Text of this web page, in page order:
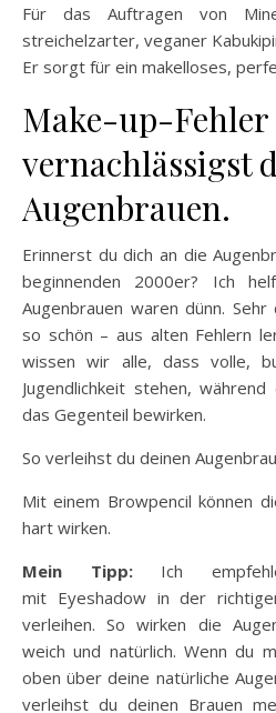
Für das Auftragen von
streichelzarter, veganer
Er sorgt für ein makelloses,
Make-up-Fehler
vernachlässigst
Augenbrauen.
Erinnerst du dich an die
beginnenden 2000er? Ich
Augenbrauen waren dünn.
so schön – aus alten Fehlern
wissen wir alle, dass volle,
Jugendlichkeit stehen,
das Gegenteil bewirken.
So verleihst du deinen
Mit einem Browpencil können
hart wirken.
Mein Tipp:Ich
mit Eyeshadow in der
verleihen. So wirken die
weich und natürlich. Wenn du
oben über deine natürliche
verleihst du deinen Brauen